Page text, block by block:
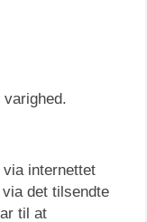
internettet
det tilsendte
til at